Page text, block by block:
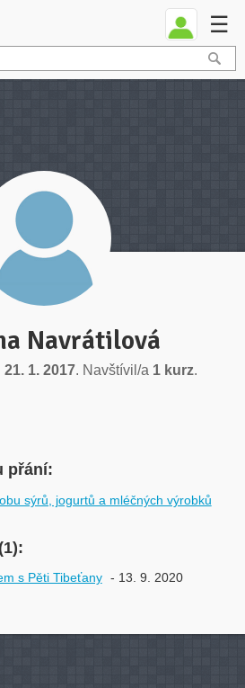
☰
Navrátilová
21. 1. 2017. Navštívil/a 1 kurz.
přání:
sýrů, jogurtů a mléčných výrobků
s Pěti Tibeťany - 13. 9. 2020